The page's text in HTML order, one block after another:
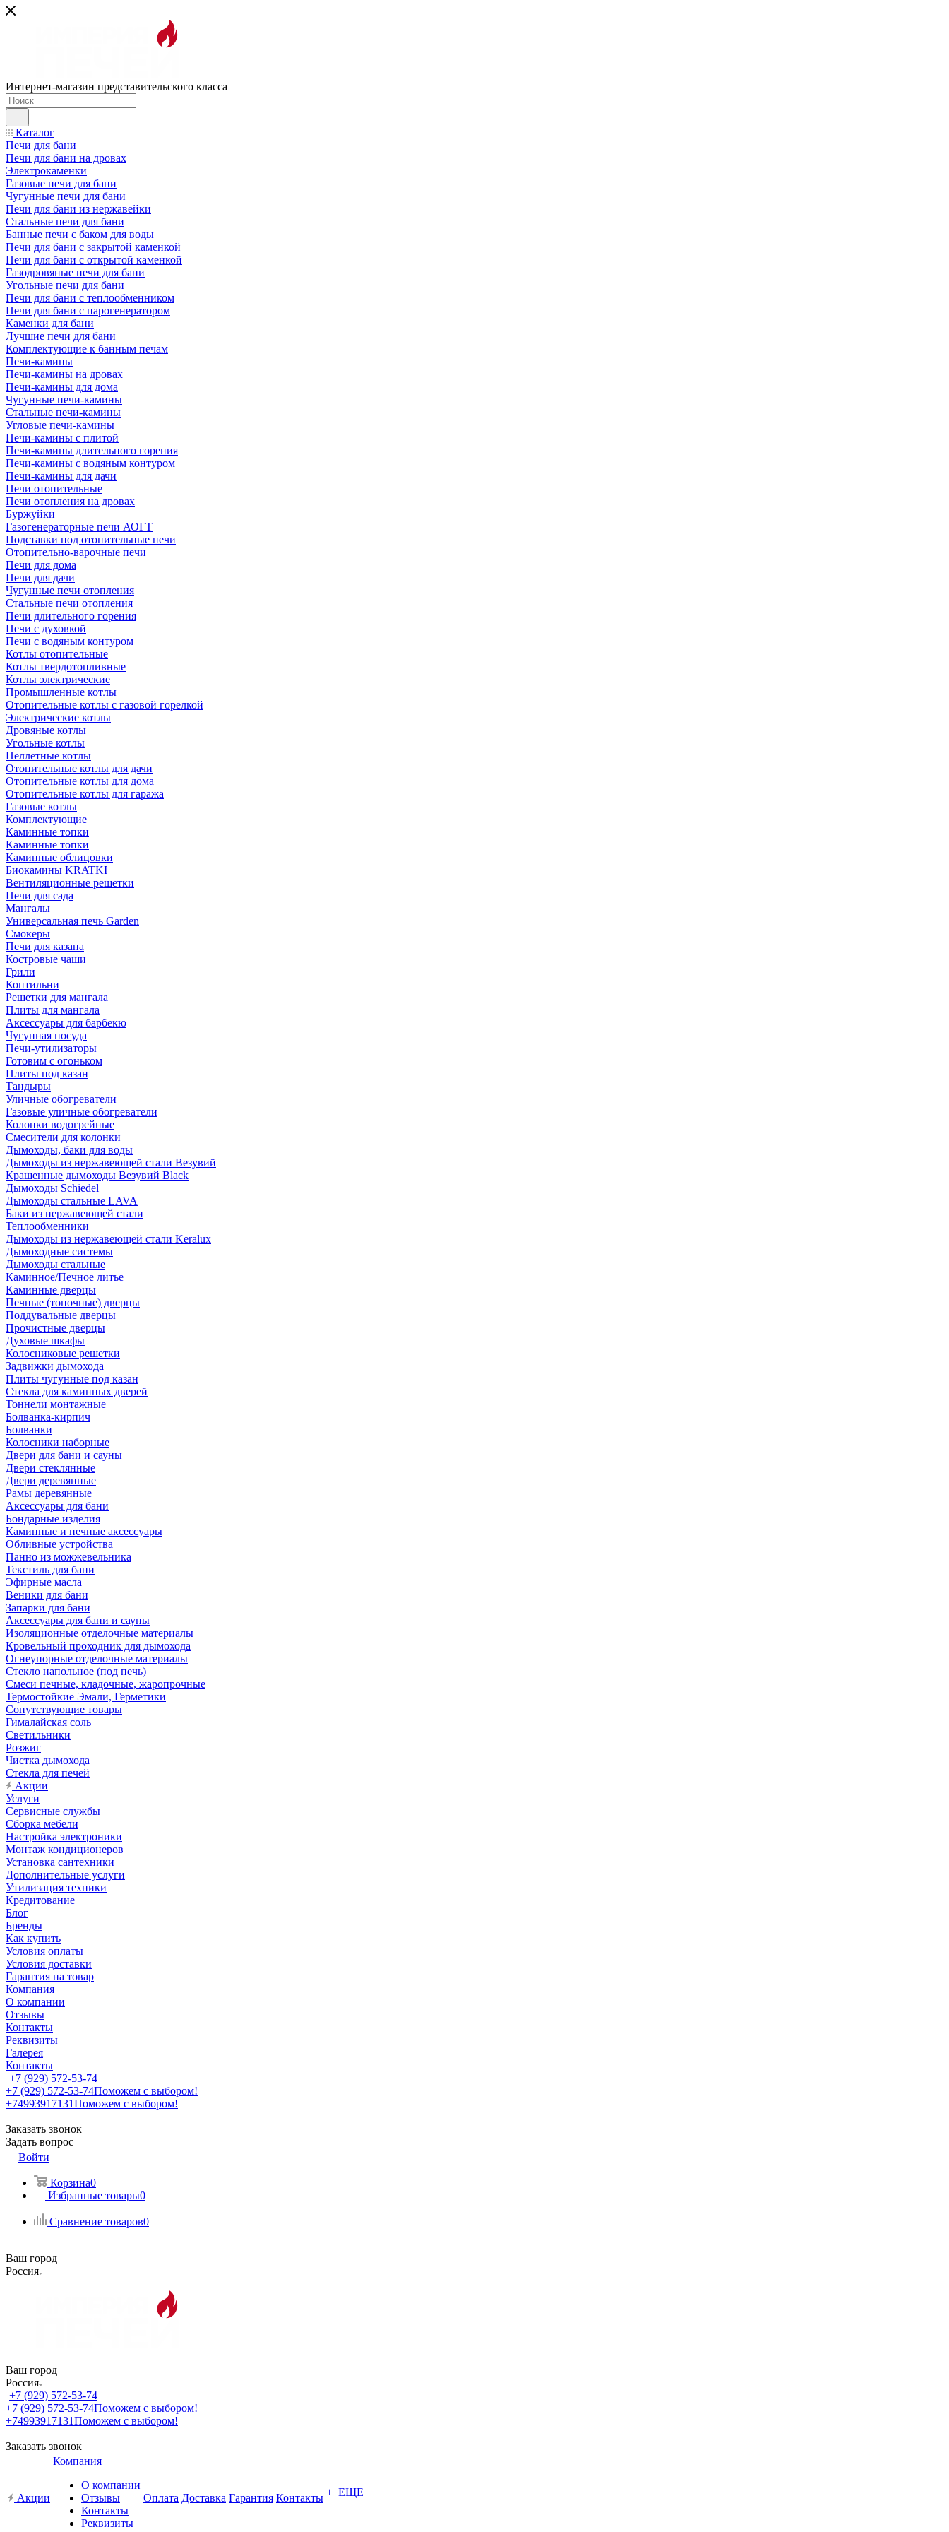
Интернет-магазин представительского класса
Каталог
Печи для бани
Печи для бани на дровах
Электрокаменки
Газовые печи для бани
Чугунные печи для бани
Печи для бани из нержавейки
Стальные печи для бани
Банные печи с баком для воды
Печи для бани с закрытой каменкой
Печи для бани с открытой каменкой
Газодровяные печи для бани
Угольные печи для бани
Печи для бани с теплообменником
Печи для бани с парогенератором
Каменки для бани
Лучшие печи для бани
Комплектующие к банным печам
Печи-камины
Печи-камины на дровах
Печи-камины для дома
Чугунные печи-камины
Стальные печи-камины
Угловые печи-камины
Печи-камины с плитой
Печи-камины длительного горения
Печи-камины с водяным контуром
Печи-камины для дачи
Печи отопительные
Печи отопления на дровах
Буржуйки
Газогенераторные печи АОГТ
Подставки под отопительные печи
Отопительно-варочные печи
Печи для дома
Печи для дачи
Чугунные печи отопления
Стальные печи отопления
Печи длительного горения
Печи с духовкой
Печи с водяным контуром
Котлы отопительные
Котлы твердотопливные
Котлы электрические
Промышленные котлы
Отопительные котлы с газовой горелкой
Электрические котлы
Дровяные котлы
Угольные котлы
Пеллетные котлы
Отопительные котлы для дачи
Отопительные котлы для дома
Отопительные котлы для гаража
Газовые котлы
Комплектующие
Каминные топки
Каминные топки
Каминные облицовки
Биокамины KRATKI
Вентиляционные решетки
Печи для сада
Мангалы
Универсальная печь Garden
Смокеры
Печи для казана
Костровые чаши
Грили
Коптильни
Решетки для мангала
Плиты для мангала
Аксессуары для барбекю
Чугунная посуда
Печи-утилизаторы
Готовим с огоньком
Плиты под казан
Тандыры
Уличные обогреватели
Газовые уличные обогреватели
Колонки водогрейные
Смесители для колонки
Дымоходы, баки для воды
Дымоходы из нержавеющей стали Везувий
Крашенные дымоходы Везувий Black
Дымоходы Schiedel
Дымоходы стальные LAVA
Баки из нержавеющей стали
Теплообменники
Дымоходы из нержавеющей стали Keralux
Дымоходные системы
Дымоходы стальные
Каминное/Печное литье
Каминные дверцы
Печные (топочные) дверцы
Поддувальные дверцы
Прочистные дверцы
Духовые шкафы
Колосниковые решетки
Задвижки дымохода
Плиты чугунные под казан
Стекла для каминных дверей
Тоннели монтажные
Болванка-кирпич
Болванки
Колосники наборные
Двери для бани и сауны
Двери стеклянные
Двери деревянные
Рамы деревянные
Аксессуары для бани
Бондарные изделия
Каминные и печные аксессуары
Обливные устройства
Панно из можжевельника
Текстиль для бани
Эфирные масла
Веники для бани
Запарки для бани
Аксессуары для бани и сауны
Изоляционные отделочные материалы
Кровельный проходник для дымохода
Огнеупорные отделочные материалы
Стекло напольное (под печь)
Смеси печные, кладочные, жаропрочные
Термостойкие Эмали, Герметики
Сопутствующие товары
Гималайская соль
Светильники
Розжиг
Чистка дымохода
Стекла для печей
Акции
Услуги
Сервисные службы
Сборка мебели
Настройка электроники
Монтаж кондиционеров
Установка сантехники
Дополнительные услуги
Утилизация техники
Кредитование
Блог
Бренды
Как купить
Условия оплаты
Условия доставки
Гарантия на товар
Компания
О компании
Отзывы
Контакты
Реквизиты
Галерея
Контакты
+7 (929) 572-53-74
+7 (929) 572-53-74Поможем с выбором!
+74993917131Поможем с выбором!
Заказать звонок
Задать вопрос
Войти
Корзина0
Избранные товары0
Сравнение товаров0
Ваш город
Россия
Ваш город
Россия
+7 (929) 572-53-74
+7 (929) 572-53-74Поможем с выбором!
+74993917131Поможем с выбором!
Заказать звонок
Акции
Компания
О компании
Отзывы
Контакты
Реквизиты
Оплата Доставка Гарантия Контакты + ЕЩЕ